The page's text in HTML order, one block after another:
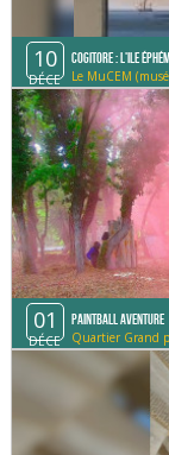
10
DÉCE
Cogitore : L'ile
Le MuCEM
Méditerranée)
01
DÉCE
Paintball Aventure
Quartier Grand